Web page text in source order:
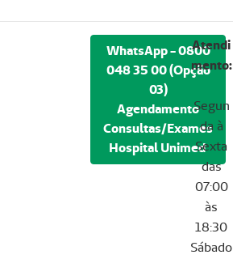
WhatsApp - 0800
048 35 00 (Opção
03)
Agendamento
Consultas/Exames
Hospital Unimed
Atendi
mento:
Segun
da à
Sexta
das
07:00
às
18:30
Sábado